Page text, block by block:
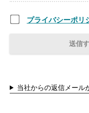
プライバシーポリ
当社からの返信メール